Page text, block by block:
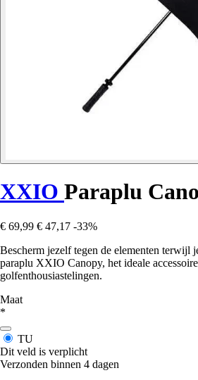
XXIO Paraplu
€ 69,99 € 47,17 -33%
Bescherm jezelf tegen de elementen terwijl
paraplu XXIO Canopy, het ideale
golfenthousiastelingen.
Maat
*
TU
Dit veld is verplicht
Verzonden binnen 4 dagen